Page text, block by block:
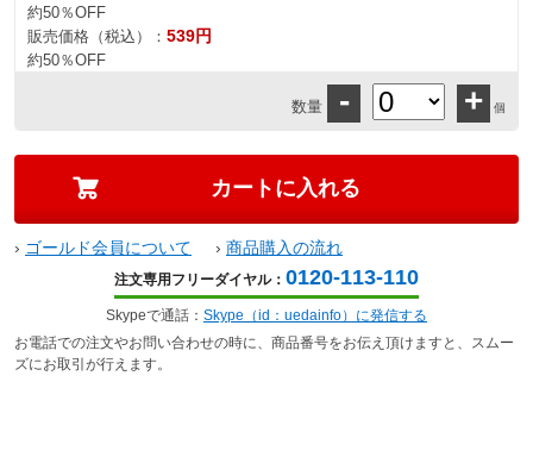
約50％OFF
販売価格（税込）： 539円
約50％OFF
数量 - + 個
› ゴールド会員について › 商品購入の流れ
注文専用フリーダイヤル： 0120-113-110
Skypeで通話： Skype（id：uedainfo）に発信する
お電話での注文やお問い合わせの時に、商品番号をお伝え頂けますと、スムー
ズにお取引が行えます。